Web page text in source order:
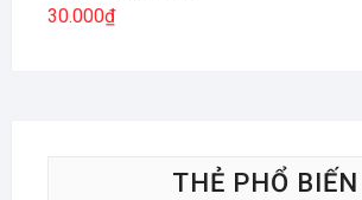
30.000₫
THẺ PHỔ BIẾN